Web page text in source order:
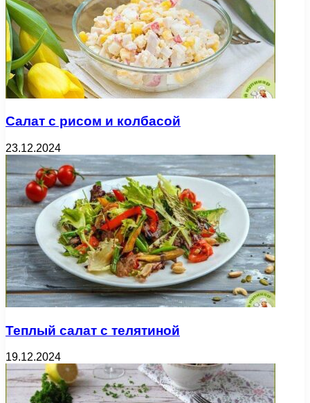
Салат с рисом и колбасой
23.12.2024
Теплый салат с телятиной
19.12.2024